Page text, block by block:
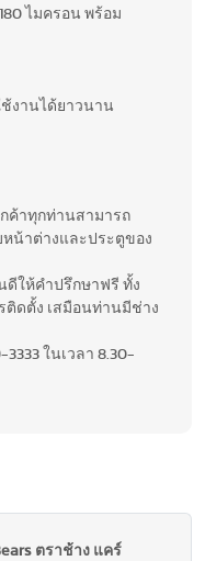
ไมครอน พร้อม
งานได้ยาวนาน
กค้าทุกท่านสามารถ
น้าต่างและประตูของ
นดีให้คำปรึกษาฟรี ทั้ง
ติดตั้ง เสมือนท่านมีช่าง
ในเวลา 8.30-
ตราช้าง แคร์